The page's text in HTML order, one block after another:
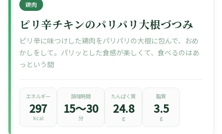
📚
🐄
鶏肉
ピリ辛チキンのパリパリ大根づつみ
ピリ辛に味つけした鶏肉をパリパリの大根に包んで、おめ
かしをして。パリッとした食感が楽しくて、食べるのはあ
っという間
エネルギー
297
kcal
調理時間
15〜30
分
たんぱく質
24.8
g
脂質
3.5
g